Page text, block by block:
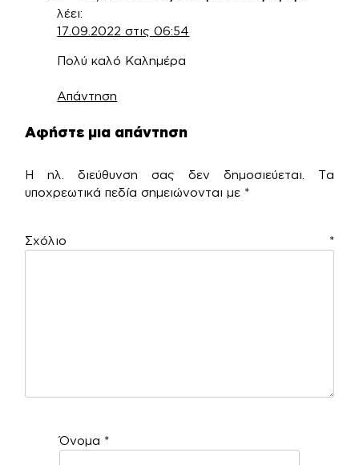
λέει:
17.09.2022 στις 06:54
Πολύ καλό Καλημέρα
Απάντηση
Αφήστε μια απάντηση
Η ηλ. διεύθυνση σας δεν δημοσιεύεται.
Τα
υποχρεωτικά πεδία σημειώνονται με *
Σχόλιο *
Όνομα *